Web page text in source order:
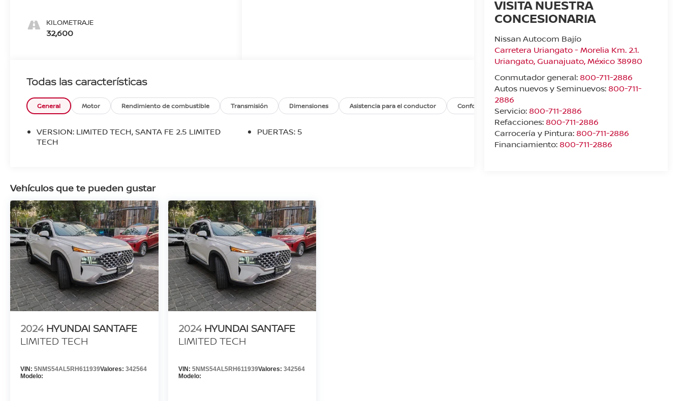
VISITA NUESTRA
CONCESIONARIA
Nissan Autocom Bajío
Carretera Uriangato - Morelia Km. 2.1.
Uriangato,Guanajuato, México 38980
Conmutador general: 800-711-2886
Autos nuevos y Seminuevos: 800-711-
2886
Servicio: 800-711-2886
Refacciones: 800-711-2886
Carrocería y Pintura: 800-711-2886
Financiamiento: 800-711-2886
KILOMETRAJE
32,600
Todas las características
General Motor Rendimiento de combustible Transmisión Dimensiones Asistencia para el conductor Confort y conveniencia
VERSION: LIMITED TECH, SANTA FE 2.5 LIMITED
TECH
PUERTAS: 5
Vehículos que te pueden gustar
2024 HYUNDAI SANTAFE
LIMITED TECH
VIN: 5NMS54AL5RH611939Valores: 342564
Modelo:
2024 HYUNDAI SANTAFE
LIMITED TECH
VIN: 5NMS54AL5RH611939Valores: 342564
Modelo: